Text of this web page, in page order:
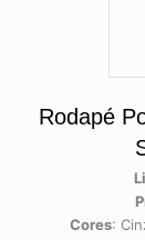
Rodapé
Cores: